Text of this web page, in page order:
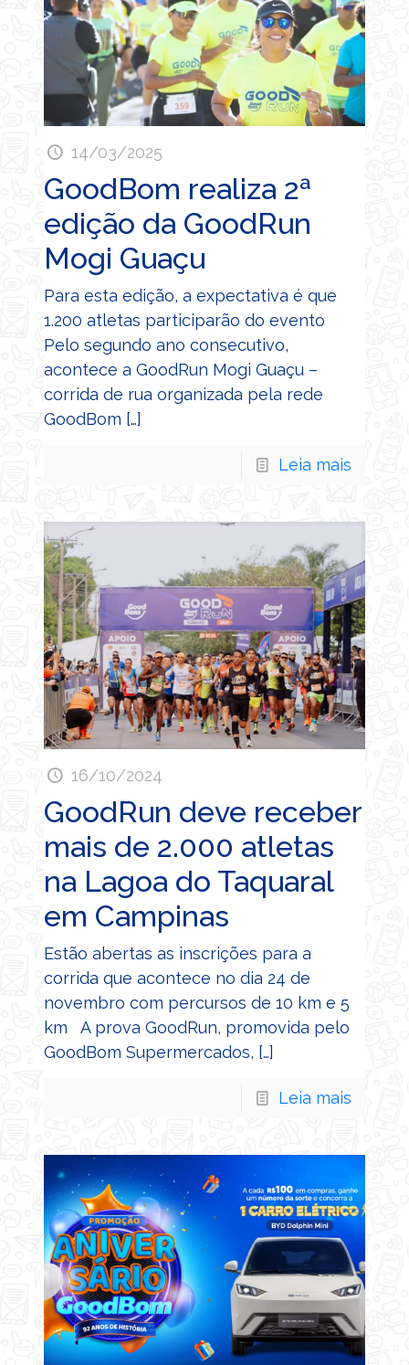
14/03/2025
GoodBom realiza 2ª
edição da GoodRun
Mogi Guaçu
Para esta edição, a expectativa é que
1.200 atletas participarão do evento
Pelo segundo ano consecutivo,
acontece a GoodRun Mogi Guaçu –
corrida de rua organizada pela rede
GoodBom […]
Leia mais
16/10/2024
GoodRun deve receber
mais de 2.000 atletas
na Lagoa do Taquaral
em Campinas
Estão abertas as inscrições para a
corrida que acontece no dia 24 de
novembro com percursos de 10 km e 5
km A prova GoodRun, promovida pelo
GoodBom Supermercados, […]
Leia mais